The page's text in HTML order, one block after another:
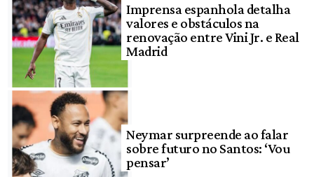
Imprensa espanhola detalha
valores e obstáculos na
renovação entre Vini Jr. e Real
Madrid
Neymar surpreende ao falar
sobre futuro no Santos: ‘Vou
pensar’